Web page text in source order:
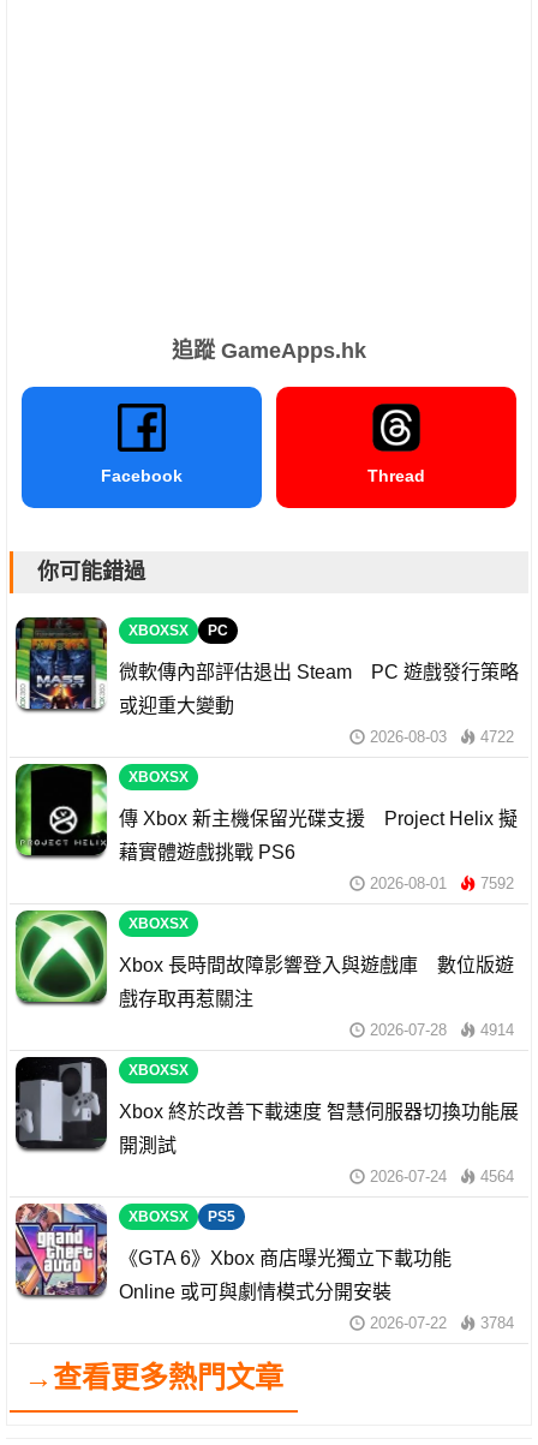
追蹤 GameApps.hk
Facebook Thread
你可能錯過
XBOXSX PC
微軟傳內部評估退出 Steam PC 遊戲發行策略
或迎重大變動
2026-08-03 4722
XBOXSX
傳 Xbox 新主機保留光碟支援 Project Helix 擬
藉實體遊戲挑戰 PS6
2026-08-01 7592
XBOXSX
Xbox 長時間故障影響登入與遊戲庫 數位版遊
戲存取再惹關注
2026-07-28 4914
XBOXSX
Xbox 終於改善下載速度 智慧伺服器切換功能展
開測試
2026-07-24 4564
XBOXSX PS5
《GTA 6》Xbox 商店曝光獨立下載功能
Online 或可與劇情模式分開安裝
2026-07-22 3784
→查看更多熱門文章